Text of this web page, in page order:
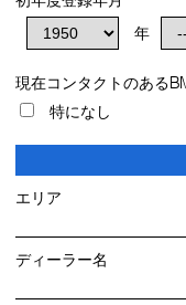
年
現在コンタクトのある
特になし
エリア
ディーラー名